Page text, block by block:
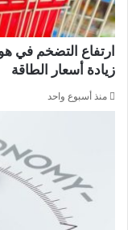
زيادة أسعار الطاقة
منذ أسبوع واحد